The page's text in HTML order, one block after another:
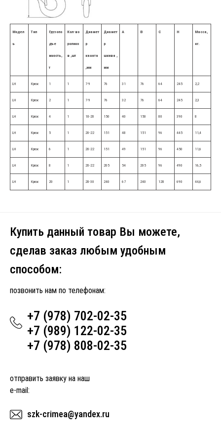
Модел
ь
Тип Грузопо
дъе
мность,
т
Кол-во
ролико
в ,шт
Диамет
р
каната
,мм
Диамет
р
шкива ,
мм
А В С H Масса,
кг.
LH Крюк 1 1 7-9 76 31 76 64 245 2,2
LH Крюк 2 1 7-9 76 32 76 64 245 2,3
LH Крюк 4 1 18-20 150 40 150 80 390 8
LH Крюк 5 1 20-22 151 48 151 96 445 11,4
LH Крюк 6 1 20-22 151 49 151 96 450 11,6
LH Крюк 8 1 20-22 205 54 205 96 490 16,5
LH Крюк 20 1 28-30 240 67 240 128 690 44,6
Купить данный товар Вы можете,
сделав заказ любым удобным
способом:
позвонить нам по телефонам:
+7 (978) 702-02-35
+7 (989) 122-02-35
+7 (978) 808-02-35
отправить заявку на наш
e-mail:
szk-crimea@yandex.ru